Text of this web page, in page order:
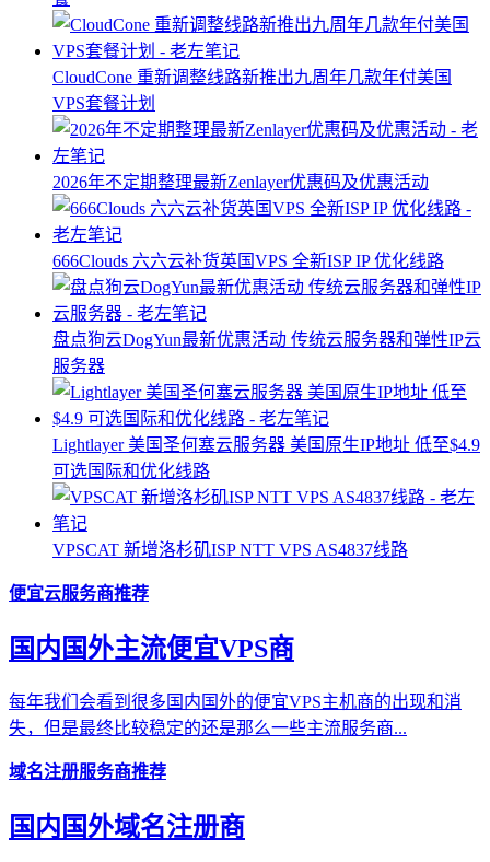
CloudCone 重新调整线路新推出九周年几款年付美国
VPS套餐计划
2026年不定期整理最新Zenlayer优惠码及优惠活动
666Clouds 六六云补货英国VPS 全新ISP IP 优化线路
盘点狗云DogYun最新优惠活动 传统云服务器和弹性IP云
服务器
Lightlayer 美国圣何塞云服务器 美国原生IP地址 低至$4.9
可选国际和优化线路
VPSCAT 新增洛杉矶ISP NTT VPS AS4837线路
便宜云服务商推荐
国内国外主流便宜VPS商
每年我们会看到很多国内国外的便宜VPS主机商的出现和消
失，但是最终比较稳定的还是那么一些主流服务商...
域名注册服务商推荐
国内国外域名注册商